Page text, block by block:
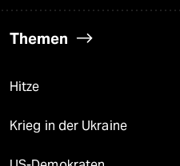
Themen
Hitze
Krieg in der Ukraine